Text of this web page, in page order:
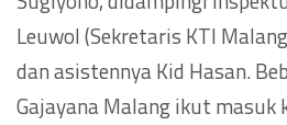
Leuwol (Sekretaris KTI
dan asistennya Kid Hasan.
Gajayana Malang ikut masuk